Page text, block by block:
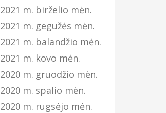
2021 m. birželio mėn.
2021 m. gegužės mėn.
2021 m. balandžio mėn.
2021 m. kovo mėn.
2020 m. gruodžio mėn.
2020 m. spalio mėn.
2020 m. rugsėjo mėn.